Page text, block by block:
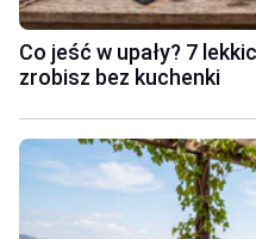
Co jeść w upały? 7
zrobisz bez kuchenki